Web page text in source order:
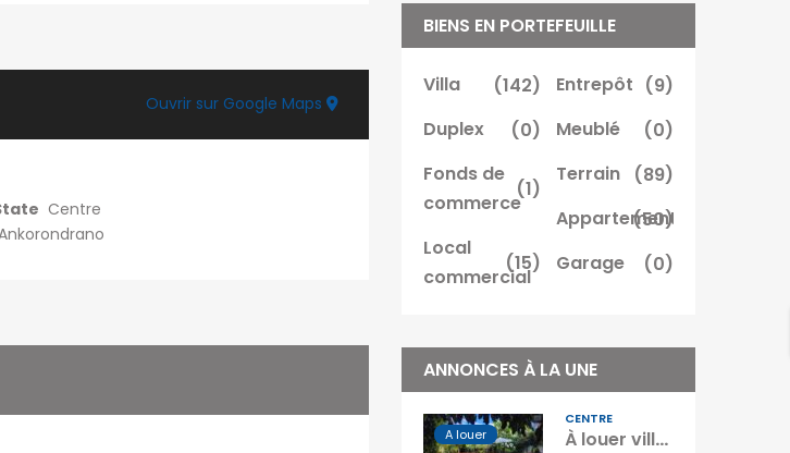
Centre
Ouvrir sur Google Maps
BIENS EN PORTEFEUILLE
Villa
(142)
Duplex
(0)
Fonds de
commerce
(1)
Local
commercial
(15)
Entrepôt (9)
Meublé
(0)
Terrain
(89)
Appartement
(50)
Garage
(0)
ANNONCES À LA UNE
A louer
CENTRE
À louer villa T4 meublée avec piscine et jardin située à Analamahitsy Ilafy Tananarive